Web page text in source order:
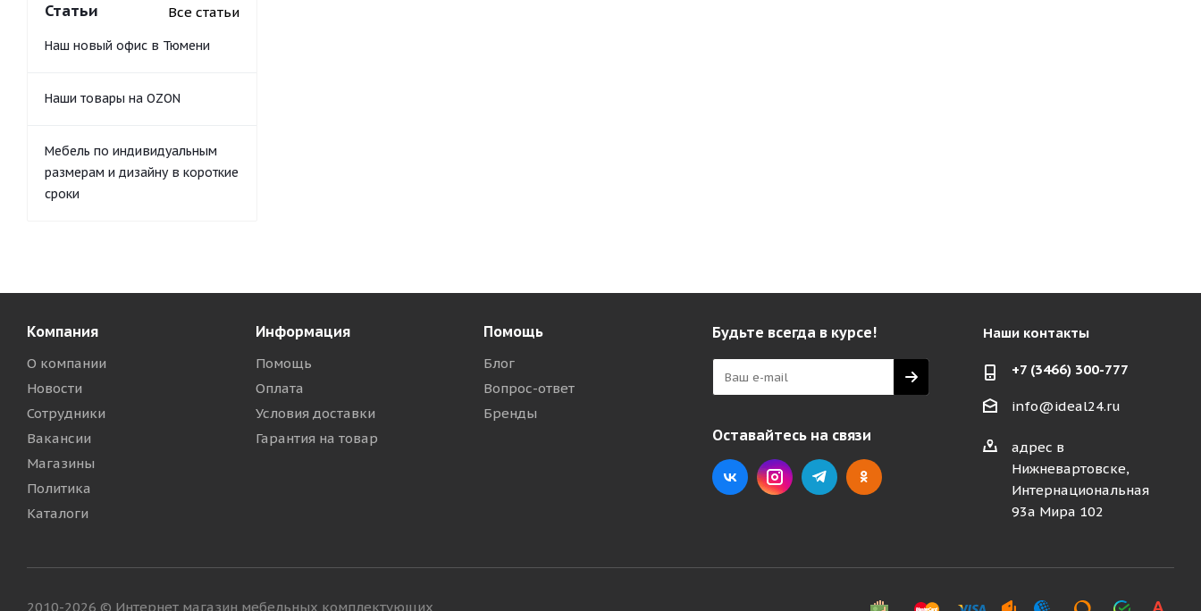
Статьи Все статьи
Наш новый офис в Тюмени
Наши товары на OZON
Мебель по индивидуальным
размерам и дизайну в короткие
сроки
Компания
О компании
Новости
Сотрудники
Вакансии
Магазины
Политика
Каталоги
Информация
Помощь
Оплата
Условия доставки
Гарантия на товар
Помощь
Блог
Вопрос-ответ
Бренды
Будьте всегда в курсе!
Оставайтесь на связи
Наши контакты
+7 (3466) 300-777
info@ideal24.ru
адрес в
Нижневартовске,
Интернациональная
93а Мира 102
2010-2026 © Интернет магазин мебельных комплектующих